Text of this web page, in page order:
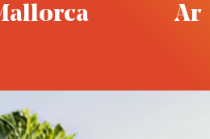
Ariany, Mallorca